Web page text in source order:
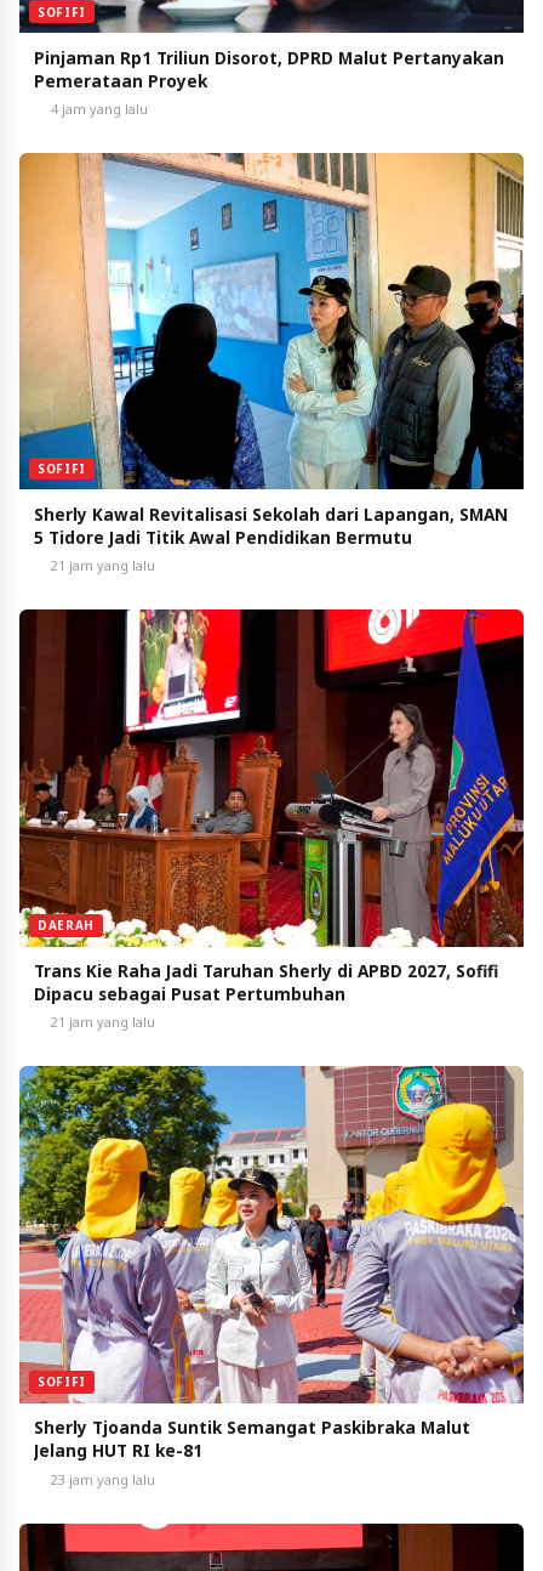
SOFIFI
Pinjaman Rp1 Triliun Disorot, DPRD Malut Pertanyakan
Pemerataan Proyek
4 jam yang lalu
SOFIFI
Sherly Kawal Revitalisasi Sekolah dari Lapangan, SMAN
5 Tidore Jadi Titik Awal Pendidikan Bermutu
21 jam yang lalu
DAERAH
Trans Kie Raha Jadi Taruhan Sherly di APBD 2027, Sofifi
Dipacu sebagai Pusat Pertumbuhan
21 jam yang lalu
SOFIFI
Sherly Tjoanda Suntik Semangat Paskibraka Malut
Jelang HUT RI ke-81
23 jam yang lalu